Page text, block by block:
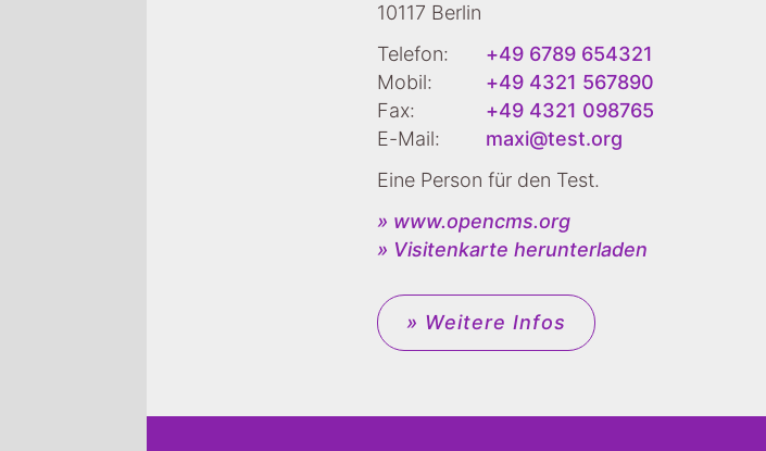
10117 Berlin
Telefon:
+49 6789 654321
Mobil:
+49 4321 567890
Fax:
+49 4321 098765
E-Mail:
maxi@test.org
Eine Person für den Test.
» www.opencms.org
» Visitenkarte herunterladen
» Weitere Infos